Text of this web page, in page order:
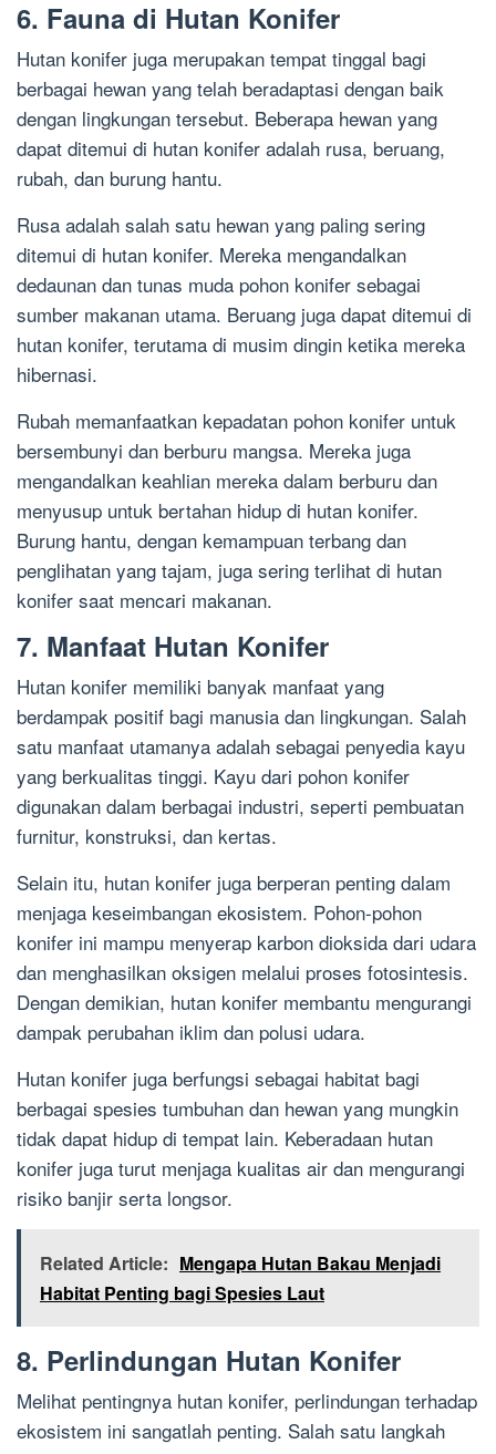
6. Fauna di Hutan Konifer
Hutan konifer juga merupakan tempat tinggal bagi
berbagai hewan yang telah beradaptasi dengan baik
dengan lingkungan tersebut. Beberapa hewan yang
dapat ditemui di hutan konifer adalah rusa, beruang,
rubah, dan burung hantu.
Rusa adalah salah satu hewan yang paling sering
ditemui di hutan konifer. Mereka mengandalkan
dedaunan dan tunas muda pohon konifer sebagai
sumber makanan utama. Beruang juga dapat ditemui di
hutan konifer, terutama di musim dingin ketika mereka
hibernasi.
Rubah memanfaatkan kepadatan pohon konifer untuk
bersembunyi dan berburu mangsa. Mereka juga
mengandalkan keahlian mereka dalam berburu dan
menyusup untuk bertahan hidup di hutan konifer.
Burung hantu, dengan kemampuan terbang dan
penglihatan yang tajam, juga sering terlihat di hutan
konifer saat mencari makanan.
7. Manfaat Hutan Konifer
Hutan konifer memiliki banyak manfaat yang
berdampak positif bagi manusia dan lingkungan. Salah
satu manfaat utamanya adalah sebagai penyedia kayu
yang berkualitas tinggi. Kayu dari pohon konifer
digunakan dalam berbagai industri, seperti pembuatan
furnitur, konstruksi, dan kertas.
Selain itu, hutan konifer juga berperan penting dalam
menjaga keseimbangan ekosistem. Pohon-pohon
konifer ini mampu menyerap karbon dioksida dari udara
dan menghasilkan oksigen melalui proses fotosintesis.
Dengan demikian, hutan konifer membantu mengurangi
dampak perubahan iklim dan polusi udara.
Hutan konifer juga berfungsi sebagai habitat bagi
berbagai spesies tumbuhan dan hewan yang mungkin
tidak dapat hidup di tempat lain. Keberadaan hutan
konifer juga turut menjaga kualitas air dan mengurangi
risiko banjir serta longsor.
Related Article: Mengapa Hutan Bakau Menjadi
Habitat Penting bagi Spesies Laut
8. Perlindungan Hutan Konifer
Melihat pentingnya hutan konifer, perlindungan terhadap
ekosistem ini sangatlah penting. Salah satu langkah